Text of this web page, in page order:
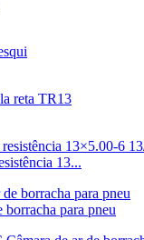
13...
para pneu